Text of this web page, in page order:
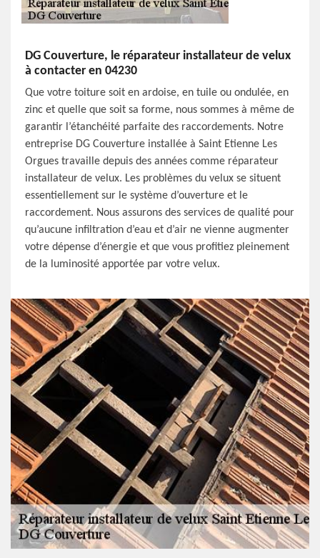
DG Couverture, le réparateur installateur de velux
à contacter en 04230
Que votre toiture soit en ardoise, en tuile ou ondulée, en
zinc et quelle que soit sa forme, nous sommes à même de
garantir l’étanchéité parfaite des raccordements. Notre
entreprise DG Couverture installée à Saint Etienne Les
Orgues travaille depuis des années comme réparateur
installateur de velux. Les problèmes du velux se situent
essentiellement sur le système d’ouverture et le
raccordement. Nous assurons des services de qualité pour
qu’aucune infiltration d’eau et d’air ne vienne augmenter
votre dépense d’énergie et que vous profitiez pleinement
de la luminosité apportée par votre velux.